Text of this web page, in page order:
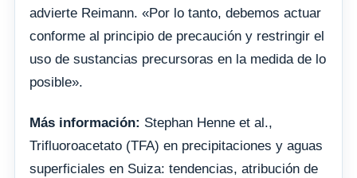
advierte Reimann. «Por lo tanto, debemos actuar
conforme al principio de precaución y restringir el
uso de sustancias precursoras en la medida de lo
posible».
Más información: Stephan Henne et al.,
Trifluoroacetato (TFA) en precipitaciones y aguas
superficiales en Suiza: tendencias, atribución de